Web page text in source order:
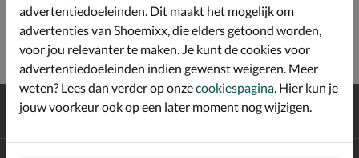
verzending en retour*
advertentiedoeleinden. Dit maakt het mogelijk om
advertenties van Shoemixx, die elders getoond worden,
voor jou relevanter te maken. Je kunt de cookies voor
advertentiedoeleinden indien gewenst weigeren. Meer
weten? Lees dan verder op onzecookiespagina . Hier kun je
jouw voorkeur ook op een later moment nog wijzigen.